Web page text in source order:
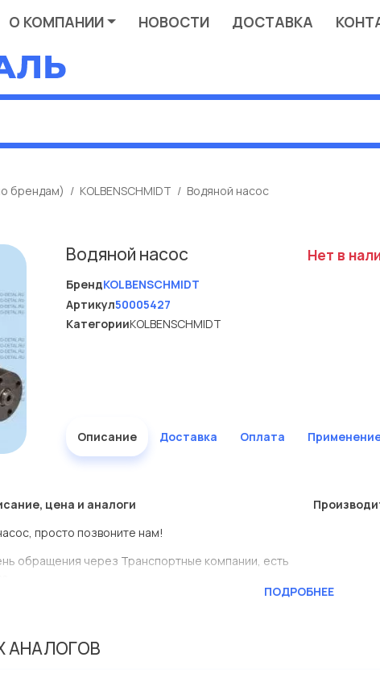
О КОМПАНИИ НОВОСТИ ДОСТАВКА
брендам) KOLBENSCHMIDT Водяной насос
Водяной насос
БрендKOLBENSCHMIDT
Артикул50005427
КатегорииKOLBENSCHMIDT
Нет в
Описание Доставка Оплата
цена и аналоги
просто позвоните нам!
обращения через Транспортные компании, есть
ПОДРОБНЕЕ
АНАЛОГОВ